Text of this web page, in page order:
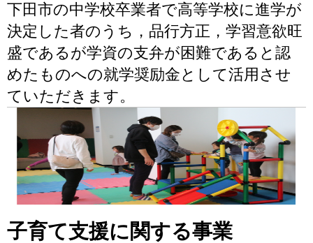
下田市の中学校卒業者で高等学校に進学が
決定した者のうち，品行方正，学習意欲旺
盛であるが学資の支弁が困難であると認
めたものへの就学奨励金として活用させ
ていただきます。
子育て支援に関する事業